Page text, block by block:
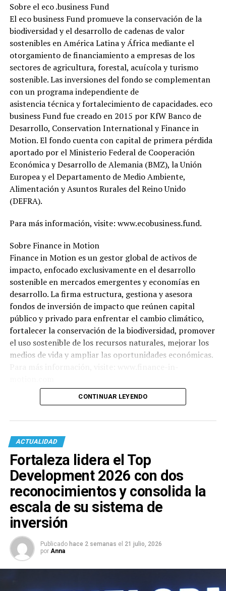
Sobre el eco .business Fund
El eco business Fund promueve la conservación de la
biodiversidad y el desarrollo de cadenas de valor
sostenibles en América Latina y África mediante el
otorgamiento de financiamiento a empresas de los
sectores de agricultura, forestal, acuícola y turismo
sostenible. Las inversiones del fondo se complementan
con un programa independiente de
asistencia técnica y fortalecimiento de capacidades. eco
business Fund fue creado en 2015 por KfW Banco de
Desarrollo, Conservation International y Finance in
Motion. El fondo cuenta con capital de primera pérdida
aportado por el Ministerio Federal de Cooperación
Económica y Desarrollo de Alemania (BMZ), la Unión
Europea y el Departamento de Medio Ambiente,
Alimentación y Asuntos Rurales del Reino Unido
(DEFRA).
Para más información, visite: www.ecobusiness.fund.
Sobre Finance in Motion
Finance in Motion es un gestor global de activos de
impacto, enfocado exclusivamente en el desarrollo
sostenible en mercados emergentes y economías en
desarrollo. La firma estructura, gestiona y asesora
fondos de inversión de impacto que reúnen capital
público y privado para enfrentar el cambio climático,
fortalecer la conservación de la biodiversidad, promover
el uso sostenible de los recursos naturales, mejorar los
medios de vida y ampliar las oportunidades económicas.
CONTINUAR LEYENDO
ACTUALIDAD
Fortaleza lidera el Top
Development 2026 con dos
reconocimientos y consolida la
escala de su sistema de
inversión
Publicado hace 2 semanas el 21 julio, 2026
por Anna